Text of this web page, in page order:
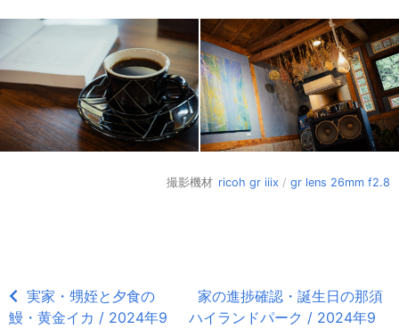
撮影機材 ricoh gr iiix / gr lens 26mm f2.8
実家・甥姪と夕食の
鰻・黄金イカ / 2024年9
家の進捗確認・誕生日の那須
ハイランドパーク / 2024年9